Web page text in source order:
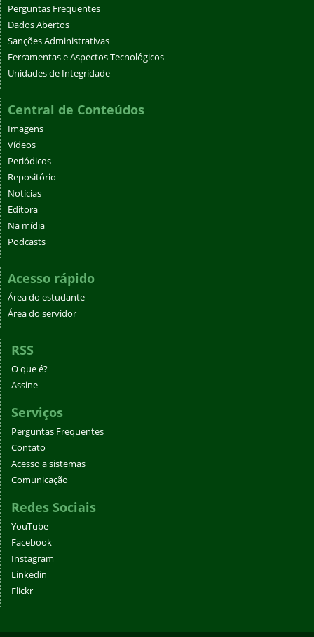
Perguntas Frequentes
Dados Abertos
Sanções Administrativas
Ferramentas e Aspectos Tecnológicos
Unidades de Integridade
Central de Conteúdos
Imagens
Vídeos
Periódicos
Repositório
Notícias
Editora
Na mídia
Podcasts
Acesso rápido
Área do estudante
Área do servidor
RSS
O que é?
Assine
Serviços
Perguntas Frequentes
Contato
Acesso a sistemas
Comunicação
Redes Sociais
YouTube
Facebook
Instagram
Linkedin
Flickr